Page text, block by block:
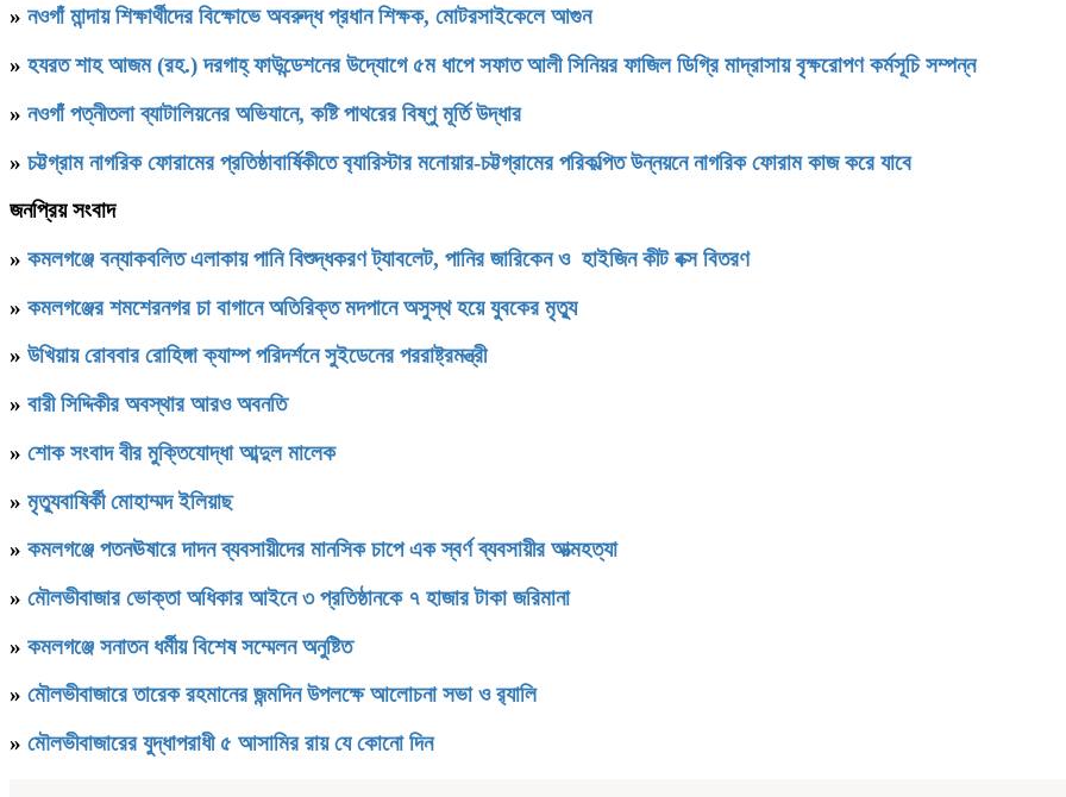
» নওগাঁ মান্দায় শিক্ষার্থীদের বিক্ষোভে অবরুদ্ধ প্রধান শিক্ষক, মোটরসাইকেলে আগুন
» হযরত শাহ আজম (রহ.) দরগাহ্ ফাউন্ডেশনের উদ্যোগে ৫ম ধাপে সফাত আলী সিনিয়র ফাজিল ডিগ্রি মাদ্রাসায় বৃক্ষরোপণ কর্মসূচি সম্পন্ন
» নওগাঁ পত্নীতলা ব্যাটালিয়নের অভিযানে, কষ্টি পাথরের বিষ্ণু মূর্তি উদ্ধার
» চট্টগ্রাম নাগরিক ফোরামের প্রতিষ্ঠাবার্ষিকীতে ব‍্যারিস্টার মনোয়ার-চট্টগ্রামের পরিকল্পিত উন্নয়নে নাগরিক ফোরাম কাজ করে যাবে
জনপ্রিয় সংবাদ
» কমলগঞ্জে বন্যাকবলিত এলাকায় পানি বিশুদ্ধকরণ ট্যাবলেট, পানির জারিকেন ও হাইজিন কীট বক্স বিতরণ
» কমলগঞ্জের শমশেরনগর চা বাগানে অতিরিক্ত মদপানে অসুস্থ হয়ে যুবকের মৃত্যু
» উখিয়ায় রোববার রোহিঙ্গা ক্যাম্প পরিদর্শনে সুইডেনের পররাষ্ট্রমন্ত্রী
» বারী সিদ্দিকীর অবস্থার আরও অবনতি
» শোক সংবাদ বীর মুক্তিযোদ্ধা আব্দুল মালেক
» মৃত্যুবাষির্কী মোহাম্মদ ইলিয়াছ
» কমলগঞ্জে পতনঊষারে দাদন ব্যবসায়ীদের মানসিক চাপে এক স্বর্ণ ব্যবসায়ীর আত্মহত্যা
» মৌলভীবাজার ভোক্তা অধিকার আইনে ৩ প্রতিষ্ঠানকে ৭ হাজার টাকা জরিমানা
» কমলগঞ্জে সনাতন ধর্মীয় বিশেষ সম্মেলন অনুষ্টিত
» মৌলভীবাজারে তারেক রহমানের জন্মদিন উপলক্ষে আলোচনা সভা ও র‌্যালি
» মৌলভীবাজারের যুদ্ধাপরাধী ৫ আসামির রায় যে কোনো দিন